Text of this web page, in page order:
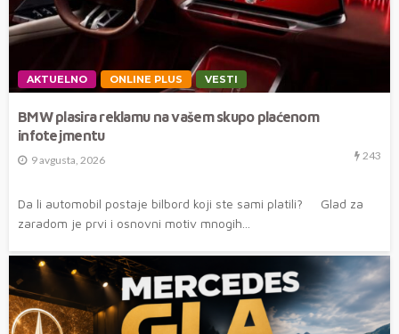
AKTUELNO ONLINE PLUS VESTI
BMW plasira reklamu na vašem skupo plaćenom
infotejmentu
9 avgusta, 2026 243
Da li automobil postaje bilbord koji ste sami platili? Glad za
zaradom je prvi i osnovni motiv mnogih...